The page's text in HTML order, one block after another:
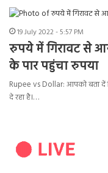
19 July 2022 - 5:57 PM
रुपये में गिरावट से
के पार पहुंचा रुपया
Rupee vs Dollar: आपको बता दें
दे रहा है।…